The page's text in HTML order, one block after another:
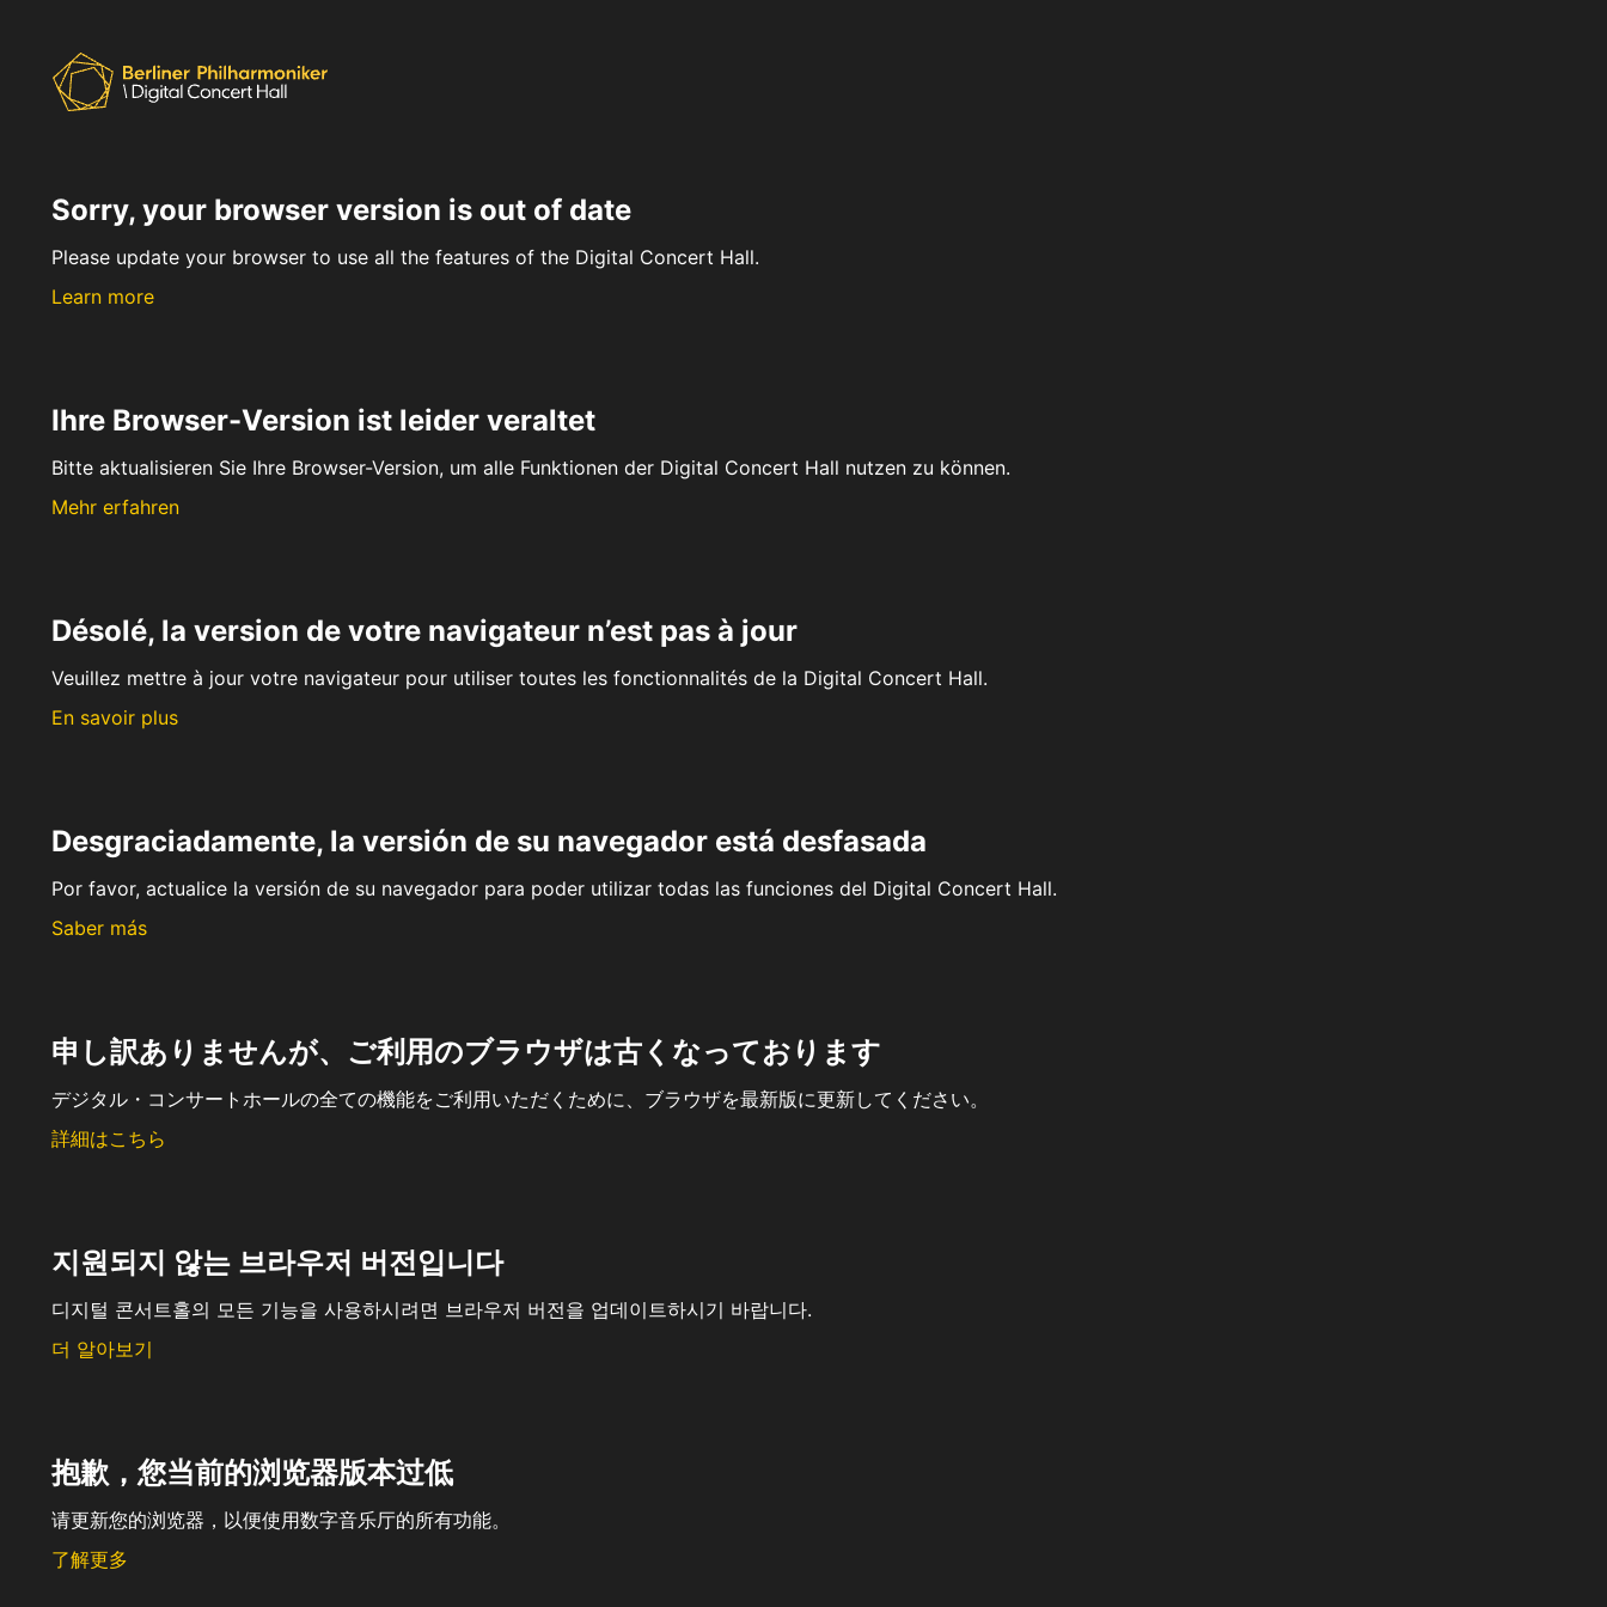
Sorry, your browser version is out of date
Please update your browser to use all the features of the Digital Concert Hall.
Learn more
Ihre Browser-Version ist leider veraltet
Bitte aktualisieren Sie Ihre Browser-Version, um alle Funktionen der Digital Concert Hall nutzen zu können.
Mehr erfahren
Désolé, la version de votre navigateur n’est pas à jour
Veuillez mettre à jour votre navigateur pour utiliser toutes les fonctionnalités de la Digital Concert Hall.
En savoir plus
Desgraciadamente, la versión de su navegador está desfasada
Por favor, actualice la versión de su navegador para poder utilizar todas las funciones del Digital Concert Hall.
Saber más
申し訳ありませんが、ご利用のブラウザは古くなっております
デジタル・コンサートホールの全ての機能をご利用いただくために、ブラウザを最新版に更新してください。
詳細はこちら
지원되지 않는 브라우저 버전입니다
디지털 콘서트홀의 모든 기능을 사용하시려면 브라우저 버전을 업데이트하시기 바랍니다.
더 알아보기
抱歉，您当前的浏览器版本过低
请更新您的浏览器，以便使用数字音乐厅的所有功能。
了解更多